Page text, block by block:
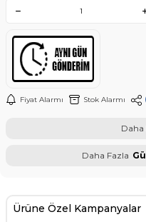
Fiyat Alarmı Stok Alarmı
Daha
Daha Fazla
Ürüne Özel Kampanyalar